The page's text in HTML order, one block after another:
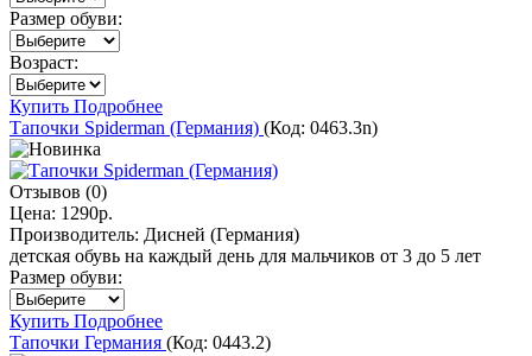
Размер обуви:
Возраст:
Купить Подробнее
Тапочки Spiderman (Германия) (Код: 0463.3n)
Отзывов (0)
Цена: 1290р.
Производитель: Дисней (Германия)
детская обувь на каждый день для мальчиков от 3 до 5 лет
Размер обуви:
Купить Подробнее
Тапочки Германия (Код: 0443.2)